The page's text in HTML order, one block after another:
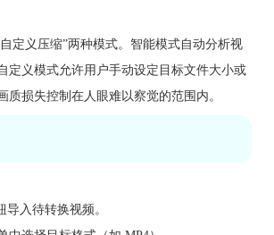
定义压缩”两种模式。智能模式自动分析视
定义模式允许用户手动设定目标文件大小或
质损失控制在人眼难以察觉的范围内。
导入待转换视频。